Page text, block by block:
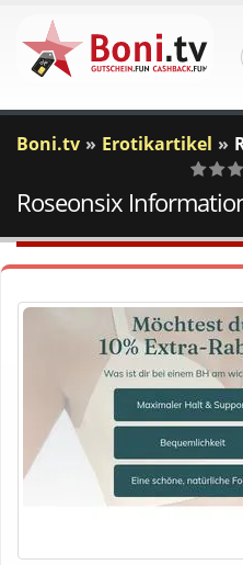
Boni.tv Erotikartikel
0
Roseonsix